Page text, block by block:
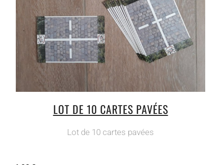
LOT DE 10 CARTES PAVÉES
Lot de 10 cartes pavées